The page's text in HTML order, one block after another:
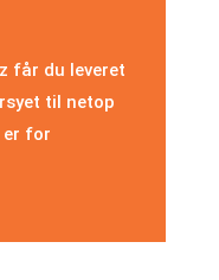
får du leveret
til netop
er for